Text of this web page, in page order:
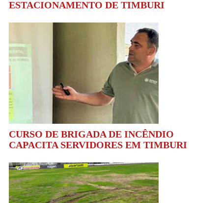
ESTACIONAMENTO DE TIMBURI
CURSO DE BRIGADA DE INCÊNDIO
CAPACITA SERVIDORES EM TIMBURI